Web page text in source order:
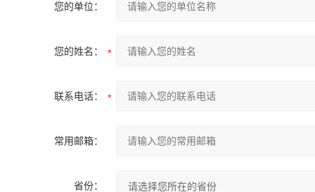
您的单位：
您的姓名：
联系电话：
常用邮箱：
省份：